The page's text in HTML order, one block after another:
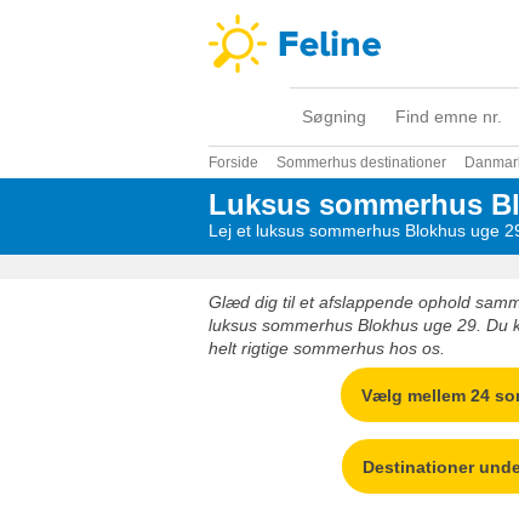
Søgning Find emne nr.
Forside Sommerhus destinationer
Luksus sommerhus
Lej et luksus sommerhus Blokhus uge
Glæd dig til et afslappende ophold
luksus sommerhus Blokhus uge 29. Du
helt rigtige sommerhus hos os.
Vælg mellem 24
Destinationer